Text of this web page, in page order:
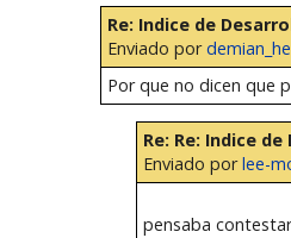
Re: Indice de
Enviado por
Por que no dicen que
Re: Re: Indice
Enviado porlee-
pensaba